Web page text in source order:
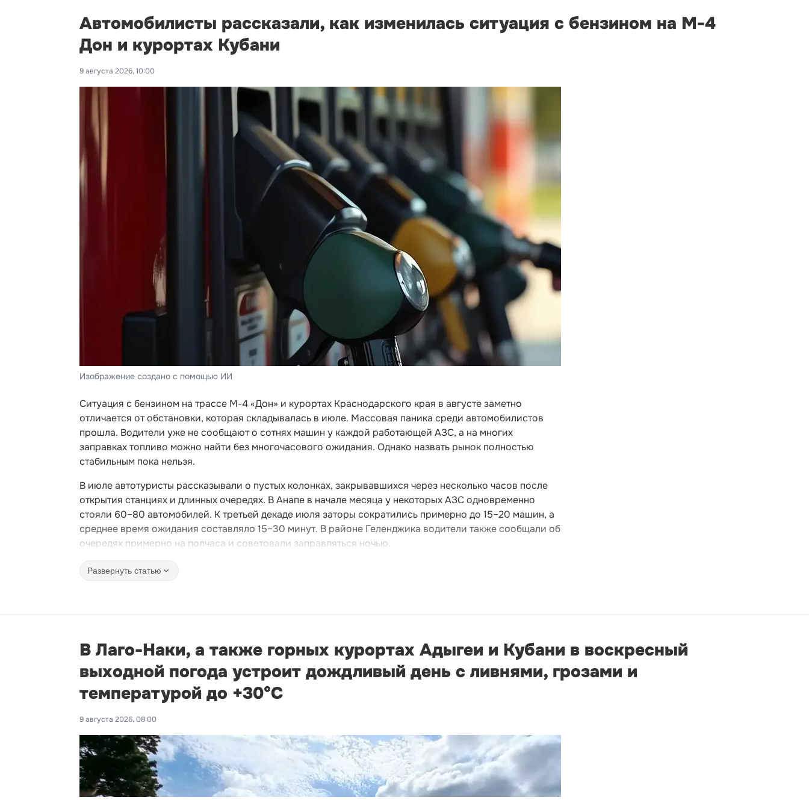
Автомобилисты рассказали, как изменилась ситуация с бензином на М-4
Дон и курортах Кубани
9 августа 2026, 10:00
Изображение создано с помощью ИИ
Ситуация с бензином на трассе М-4 «Дон» и курортах Краснодарского края в августе заметно
отличается от обстановки, которая складывалась в июле. Массовая паника среди автомобилистов
прошла. Водители уже не сообщают о сотнях машин у каждой работающей АЗС, а на многих
заправках топливо можно найти без многочасового ожидания. Однако назвать рынок полностью
стабильным пока нельзя.
В июле автотуристы рассказывали о пустых колонках, закрывавшихся через несколько часов после
открытия станциях и длинных очередях. В Анапе в начале месяца у некоторых АЗС одновременно
стояли 60–80 автомобилей. К третьей декаде июля заторы сократились примерно до 15–20 машин, а
среднее время ожидания составляло 15–30 минут. В районе Геленджика водители также сообщали об
очередях примерно на полчаса и советовали заправляться ночью.
Развернуть статью
В Лаго-Наки, а также горных курортах Адыгеи и Кубани в воскресный
выходной погода устроит дождливый день с ливнями, грозами и
температурой до +30°С
9 августа 2026, 08:00